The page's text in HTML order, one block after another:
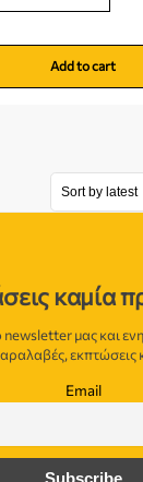
Add to cart
καμία
μας και
εκπτώσεις
Email